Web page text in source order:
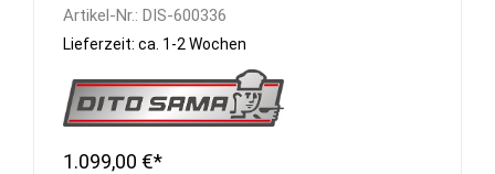
Artikel-Nr.: DIS-600336
Lieferzeit: ca. 1-2 Wochen
1.099,00 €*